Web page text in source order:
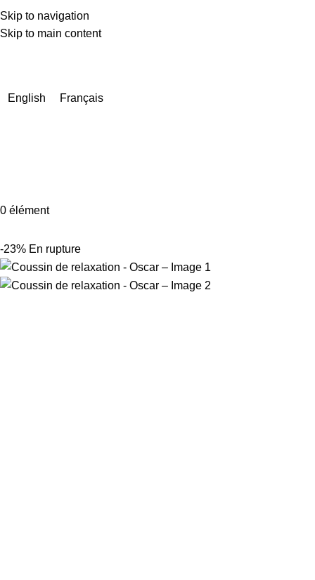
Skip to navigation
Skip to main content
English
Français
0 élément
-23% En rupture